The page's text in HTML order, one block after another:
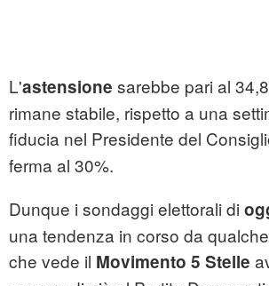
L'astensione sarebbe pari al
rimane stabile, rispetto a una
fiducia nel Presidente del
ferma al 30%.
Dunque i sondaggi elettorali di
una tendenza in corso da
che vede il Movimento 5 Stelle